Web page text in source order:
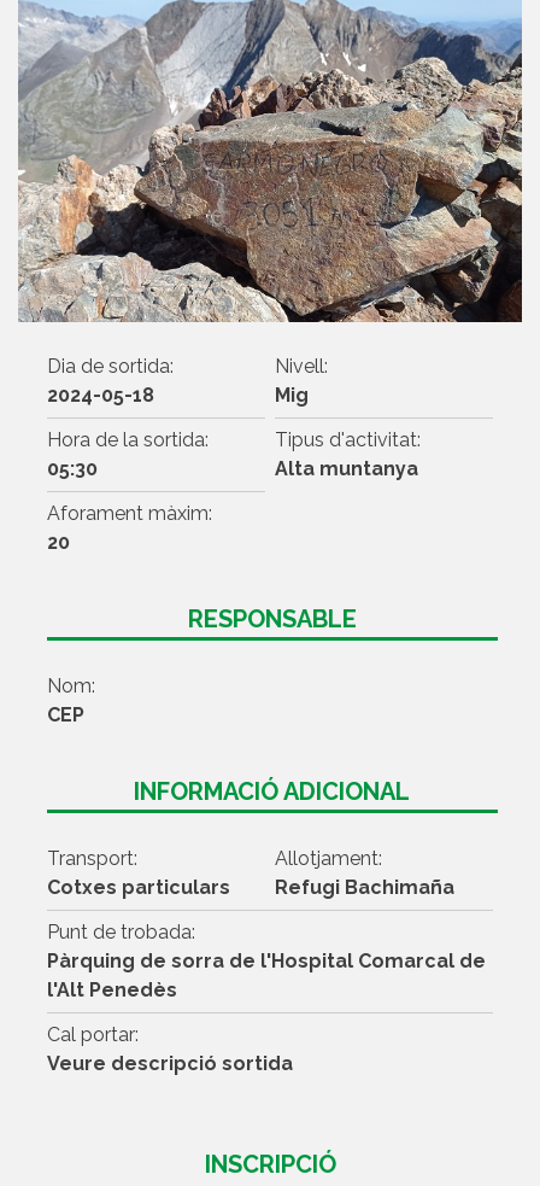
Dia de sortida:
2024-05-18
Nivell:
Mig
Hora de la sortida:
05:30
Tipus d'activitat:
Alta muntanya
Aforament màxim:
20
RESPONSABLE
Nom:
CEP
INFORMACIÓ ADICIONAL
Transport:
Cotxes particulars
Allotjament:
Refugi Bachimaña
Punt de trobada:
Pàrquing de sorra de l'Hospital Comarcal de
l'Alt Penedès
Cal portar:
Veure descripció sortida
INSCRIPCIÓ